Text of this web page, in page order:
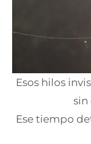
Esos hilos
sin
Ese tiempo